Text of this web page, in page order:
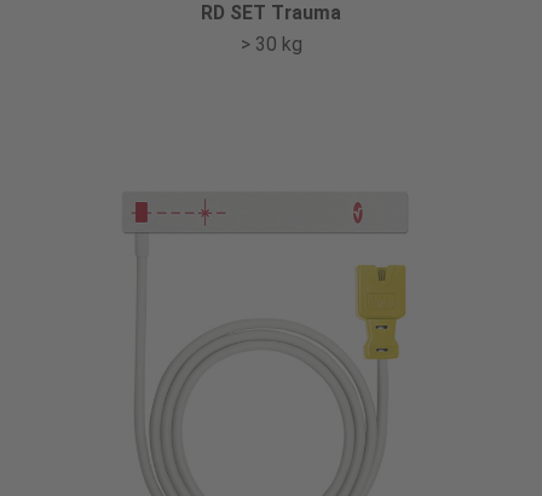
RD SET Trauma
> 30 kg